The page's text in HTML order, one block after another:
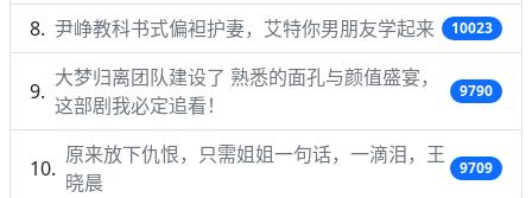
尹峥教科书式偏袒护妻，艾特你男朋友学起来 10023
大梦归离团队建设了 熟悉的面孔与颜值盛宴，
这部剧我必定追看！
9790
原来放下仇恨，只需姐姐一句话，一滴泪，王
晓晨
9709